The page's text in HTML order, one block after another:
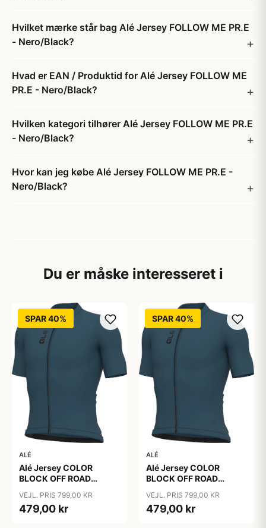
Hvilket mærke står bag Alé Jersey FOLLOW ME PR.E
- Nero/Black?
Hvad er EAN / Produktid for Alé Jersey FOLLOW ME
PR.E - Nero/Black?
Hvilken kategori tilhører Alé Jersey FOLLOW ME PR.E
- Nero/Black?
Hvor kan jeg købe Alé Jersey FOLLOW ME PR.E -
Nero/Black?
Du er måske interesseret i
SPAR 40%
ALÉ
Alé Jersey COLOR
BLOCK OFF ROAD
VEJL. PRIS 799,00 KR
479,00 kr
SPAR 40%
ALÉ
Alé Jersey COLOR
BLOCK OFF ROAD
VEJL. PRIS 799,00 KR
479,00 kr